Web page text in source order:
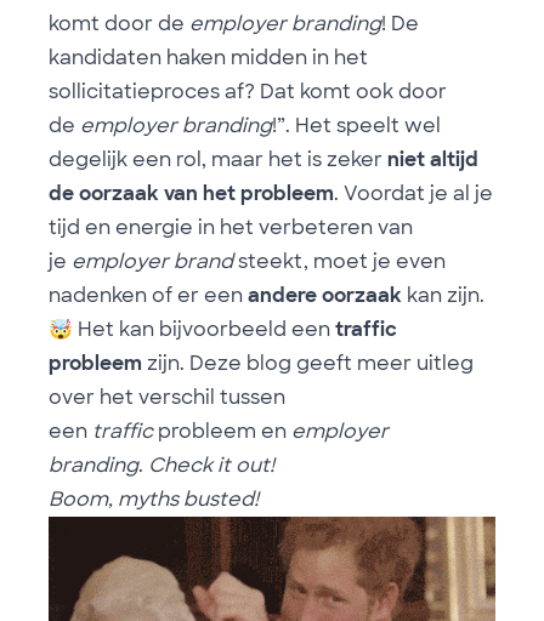
komt door de employer branding! De
kandidaten haken midden in het
sollicitatieproces af? Dat komt ook door
de employer branding!”. Het speelt wel
degelijk een rol, maar het is zekerniet altijd
de oorzaak van het probleem. Voordat je al je
tijd en energie in het verbeteren van
je employer brandsteekt, moet je even
nadenken of er eenandere oorzaak kan zijn.
🤯 Het kan bijvoorbeeld eentraffic
probleem zijn. Deze blog geeft meer uitleg
over het verschil tussen
een trafficprobleem en employer
branding. Check it out!
Boom, myths busted!